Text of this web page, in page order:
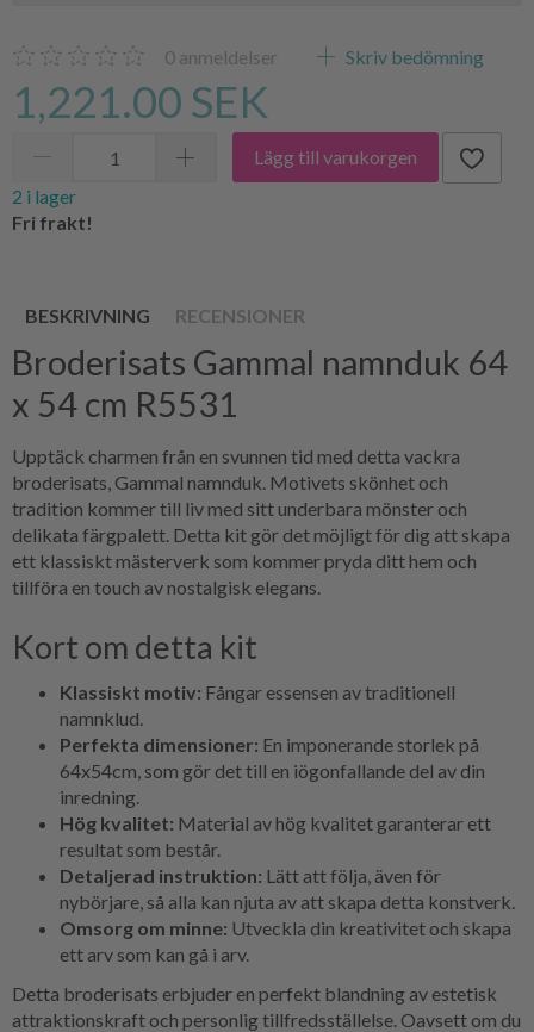
0 anmeldelser Skriv bedömning
1,221.00 SEK
Lägg till varukorgen
2 i lager
Fri frakt!
BESKRIVNING RECENSIONER
Broderisats Gammal namnduk 64
x 54 cm R5531
Upptäck charmen från en svunnen tid med detta vackra
broderisats, Gammal namnduk. Motivets skönhet och
tradition kommer till liv med sitt underbara mönster och
delikata färgpalett. Detta kit gör det möjligt för dig att skapa
ett klassiskt mästerverk som kommer pryda ditt hem och
tillföra en touch av nostalgisk elegans.
Kort om detta kit
Klassiskt motiv: Fångar essensen av traditionell
namnklud.
Perfekta dimensioner: En imponerande storlek på
64x54cm, som gör det till en iögonfallande del av din
inredning.
Hög kvalitet: Material av hög kvalitet garanterar ett
resultat som består.
Detaljerad instruktion: Lätt att följa, även för
nybörjare, så alla kan njuta av att skapa detta konstverk.
Omsorg om minne: Utveckla din kreativitet och skapa
ett arv som kan gå i arv.
Detta broderisats erbjuder en perfekt blandning av estetisk
attraktionskraft och personlig tillfredsställelse. Oavsett om du